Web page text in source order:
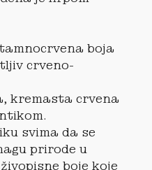
boja
crveno-
kremasta crvena
svima da se
prirode u
boje koje